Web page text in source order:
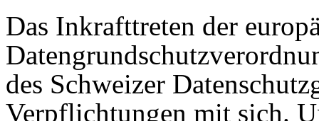
Das Inkrafttreten der
des Schweizer
Verpflichtungen mit sich.